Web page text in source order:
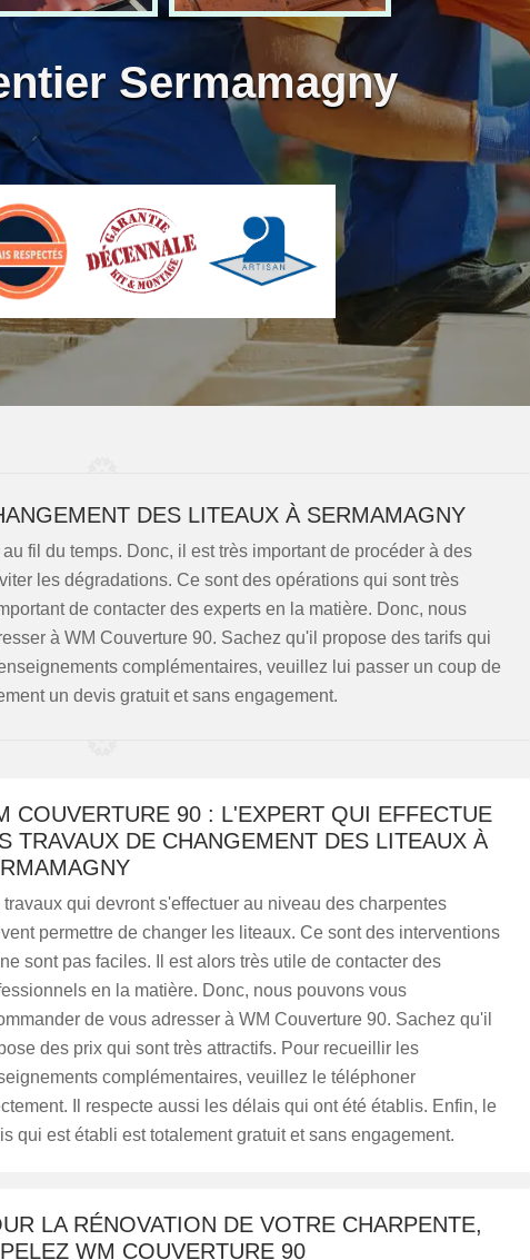
Sermamagny
DES LITEAUX À SERMAMAGNY
fil du temps. Donc, il est très important de procéder à des
les dégradations. Ce sont des opérations qui sont très
de contacter des experts en la matière. Donc, nous
à WM Couverture 90. Sachez qu'il propose des tarifs qui
complémentaires, veuillez lui passer un coup de
un devis gratuit et sans engagement.
COUVERTURE 90 : L'EXPERT QUI EFFECTUE
TRAVAUX DE CHANGEMENT DES LITEAUX À
travaux qui devront s'effectuer au niveau des charpentes
permettre de changer les liteaux. Ce sont des interventions
sont pas faciles. Il est alors très utile de contacter des
en la matière. Donc, nous pouvons vous
de vous adresser à WM Couverture 90. Sachez qu'il
des prix qui sont très attractifs. Pour recueillir les
complémentaires, veuillez le téléphoner
Il respecte aussi les délais qui ont été établis. Enfin, le
qui est établi est totalement gratuit et sans engagement.
LA RÉNOVATION DE VOTRE CHARPENTE,
WM COUVERTURE 90